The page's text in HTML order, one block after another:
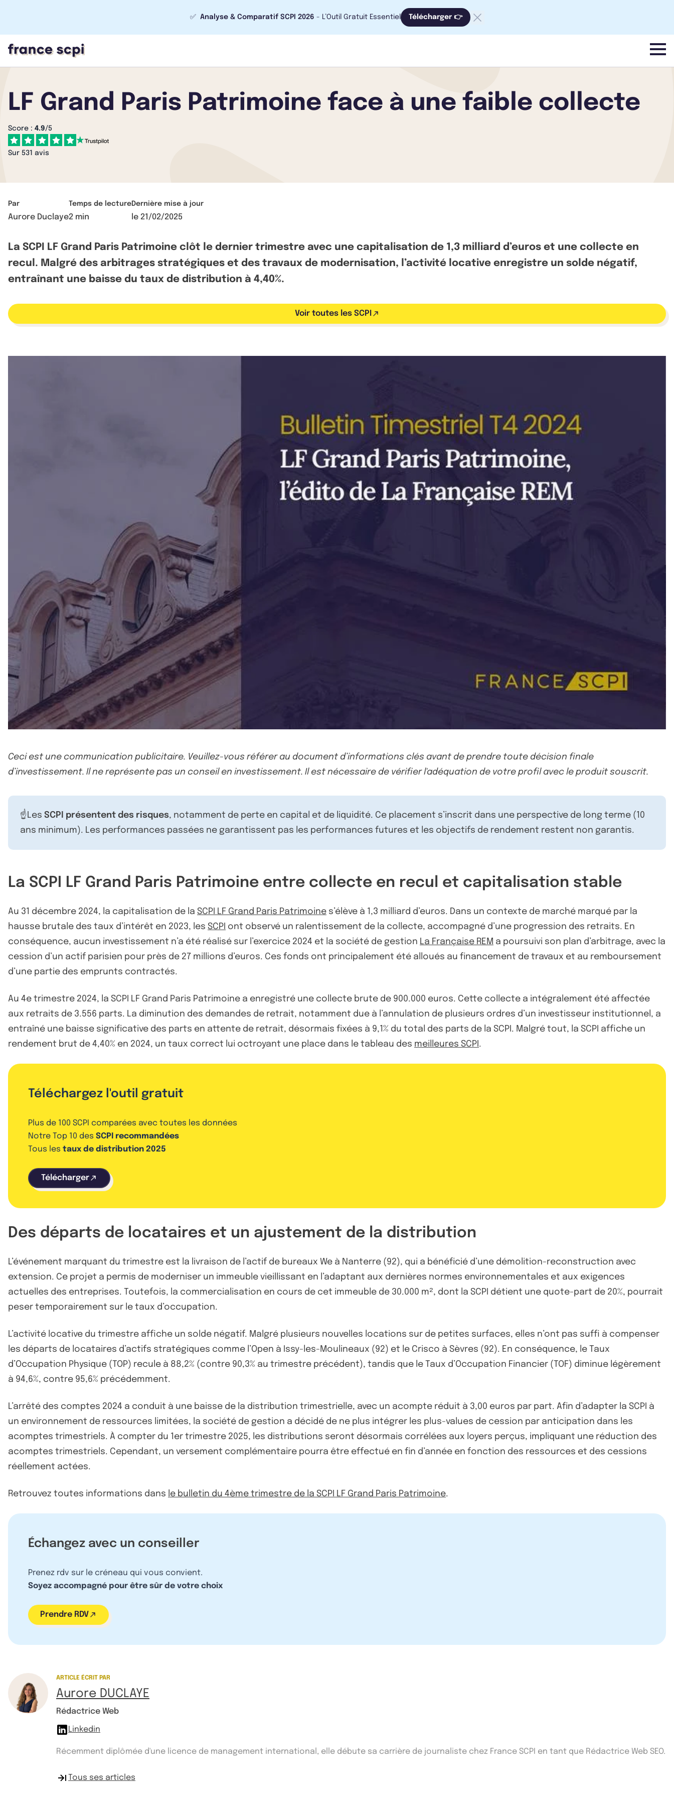
✅ Analyse & Comparatif SCPI 2026 - L’Outil Gratuit Essentiel Télécharger 👉
menu
LF Grand Paris Patrimoine face à une faible collecte
Score : 4.9/5
Sur 531 avis
Par
Aurore Duclaye
Temps de lecture
2 min
Dernière mise à jour
le 21/02/2025
La SCPI LF Grand Paris Patrimoine clôt le dernier trimestre avec une capitalisation de 1,3 milliard d’euros et une collecte en
recul. Malgré des arbitrages stratégiques et des travaux de modernisation, l’activité locative enregistre un solde négatif,
entraînant une baisse du taux de distribution à 4,40%.
Voir toutes les SCPI
Ceci est une communication publicitaire. Veuillez-vous référer au document d’informations clés avant de prendre toute décision finale
d’investissement. Il ne représente pas un conseil en investissement. Il est nécessaire de vérifier l'adéquation de votre profil avec le produit souscrit.
☝️Les SCPI présentent des risques, notamment de perte en capital et de liquidité. Ce placement s’inscrit dans une perspective de long terme (10
ans minimum). Les performances passées ne garantissent pas les performances futures et les objectifs de rendement restent non garantis.
La SCPI LF Grand Paris Patrimoine entre collecte en recul et capitalisation stable
Au 31 décembre 2024, la capitalisation de la SCPI LF Grand Paris Patrimoine s’élève à 1,3 milliard d’euros. Dans un contexte de marché marqué par la
hausse brutale des taux d’intérêt en 2023, les SCPI ont observé un ralentissement de la collecte, accompagné d’une progression des retraits. En
conséquence, aucun investissement n’a été réalisé sur l’exercice 2024 et la société de gestion La Française REM a poursuivi son plan d’arbitrage, avec la
cession d’un actif parisien pour près de 27 millions d’euros. Ces fonds ont principalement été alloués au financement de travaux et au remboursement
d’une partie des emprunts contractés.
Au 4e trimestre 2024, la SCPI LF Grand Paris Patrimoine a enregistré une collecte brute de 900.000 euros. Cette collecte a intégralement été affectée
aux retraits de 3.556 parts. La diminution des demandes de retrait, notamment due à l’annulation de plusieurs ordres d’un investisseur institutionnel, a
entraîné une baisse significative des parts en attente de retrait, désormais fixées à 9,1% du total des parts de la SCPI. Malgré tout, la SCPI affiche un
rendement brut de 4,40% en 2024, un taux correct lui octroyant une place dans le tableau des meilleures SCPI .
Téléchargez l'outil gratuit
Plus de 100 SCPI comparées avec toutes les données
Notre Top 10 des SCPI recommandées
Tous les taux de distribution 2025
Télécharger
Des départs de locataires et un ajustement de la distribution
L’événement marquant du trimestre est la livraison de l’actif de bureaux We à Nanterre (92), qui a bénéficié d’une démolition-reconstruction avec
extension. Ce projet a permis de moderniser un immeuble vieillissant en l’adaptant aux dernières normes environnementales et aux exigences
actuelles des entreprises. Toutefois, la commercialisation en cours de cet immeuble de 30.000 m², dont la SCPI détient une quote-part de 20%, pourrait
peser temporairement sur le taux d’occupation.
L’activité locative du trimestre affiche un solde négatif. Malgré plusieurs nouvelles locations sur de petites surfaces, elles n’ont pas suffi à compenser
les départs de locataires d’actifs stratégiques comme l’Open à Issy-les-Moulineaux (92) et le Crisco à Sèvres (92). En conséquence, le Taux
d’Occupation Physique (TOP) recule à 88,2% (contre 90,3% au trimestre précédent), tandis que le Taux d’Occupation Financier (TOF) diminue légèrement
à 94,6%, contre 95,6% précédemment.
L’arrêté des comptes 2024 a conduit à une baisse de la distribution trimestrielle, avec un acompte réduit à 3,00 euros par part. Afin d’adapter la SCPI à
un environnement de ressources limitées, la société de gestion a décidé de ne plus intégrer les plus-values de cession par anticipation dans les
acomptes trimestriels. À compter du 1er trimestre 2025, les distributions seront désormais corrélées aux loyers perçus, impliquant une réduction des
acomptes trimestriels. Cependant, un versement complémentaire pourra être effectué en fin d’année en fonction des ressources et des cessions
réellement actées.
Retrouvez toutes informations dans le bulletin du 4ème trimestre de la SCPI LF Grand Paris Patrimoine.
Échangez avec un conseiller
Prenez rdv sur le créneau qui vous convient.
Soyez accompagné pour être sûr de votre choix
Prendre RDV
ARTICLE ÉCRIT PAR
Aurore DUCLAYE
Rédactrice Web
Linkedin
Récemment diplômée d'une licence de management international, elle débute sa carrière de journaliste chez France SCPI en tant que Rédactrice Web SEO.
Tous ses articles